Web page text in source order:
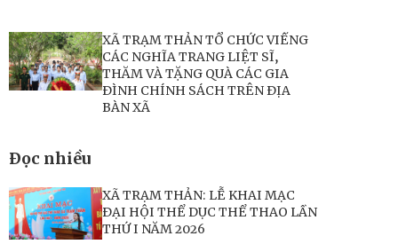
XÃ TRẠM THẢN TỔ CHỨC VIẾNG
CÁC NGHĨA TRANG LIỆT SĨ,
THĂM VÀ TẶNG QUÀ CÁC GIA
ĐÌNH CHÍNH SÁCH TRÊN ĐỊA
BÀN XÃ
Đọc nhiều
XÃ TRẠM THẢN: LỄ KHAI MẠC
ĐẠI HỘI THỂ DỤC THỂ THAO LẦN
THỨ I NĂM 2026